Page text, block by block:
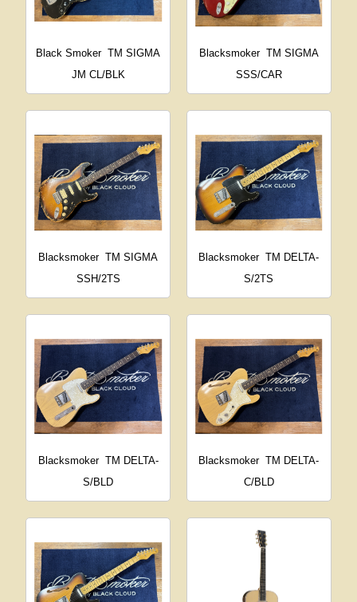
Black Smoker TM SIGMA
JM CL/BLK
Blacksmoker TM SIGMA
SSS/CAR
Blacksmoker TM SIGMA
SSH/2TS
Blacksmoker TM DELTA-
S/2TS
Blacksmoker TM DELTA-
S/BLD
Blacksmoker TM DELTA-
C/BLD